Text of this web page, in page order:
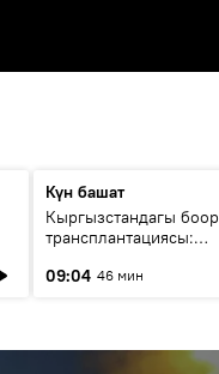
Күн башат
Кыргызстандагы боор
трансплантациясы:
келечеги
09:04 46 мин